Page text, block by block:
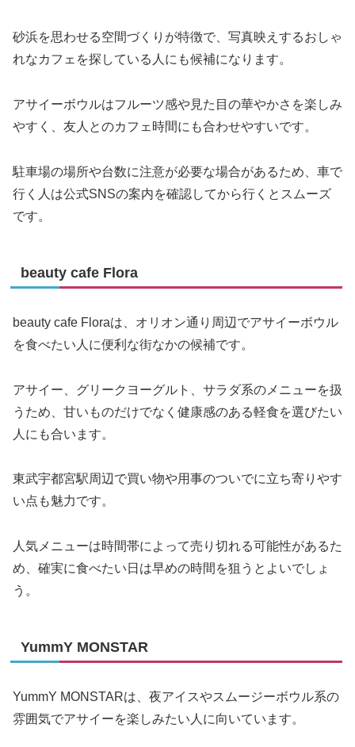
砂浜を思わせる空間づくりが特徴で、写真映えするおしゃ
れなカフェを探している人にも候補になります。
アサイーボウルはフルーツ感や見た目の華やかさを楽しみ
やすく、友人とのカフェ時間にも合わせやすいです。
駐車場の場所や台数に注意が必要な場合があるため、車で
行く人は公式SNSの案内を確認してから行くとスムーズ
です。
beauty cafe Flora
beauty cafe Floraは、オリオン通り周辺でアサイーボウル
を食べたい人に便利な街なかの候補です。
アサイー、グリークヨーグルト、サラダ系のメニューを扱
うため、甘いものだけでなく健康感のある軽食を選びたい
人にも合います。
東武宇都宮駅周辺で買い物や用事のついでに立ち寄りやす
い点も魅力です。
人気メニューは時間帯によって売り切れる可能性があるた
め、確実に食べたい日は早めの時間を狙うとよいでしょ
う。
YummY MONSTAR
YummY MONSTARは、夜アイスやスムージーボウル系の
雰囲気でアサイーを楽しみたい人に向いています。